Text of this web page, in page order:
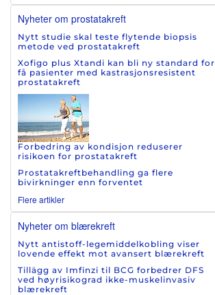
Nyheter om prostatakreft
Nytt studie skal teste flytende biopsis
metode ved prostatakreft
Xofigo plus Xtandi kan bli ny standard for
få pasienter med kastrasjonsresistent
prostatakreft
Forbedring av kondisjon reduserer
risikoen for prostatakreft
Prostatakreftbehandling ga flere
bivirkninger enn forventet
Flere artikler
Nyheter om blærekreft
Nytt antistoff-legemiddelkobling viser
lovende effekt mot avansert blærekreft
Tillägg av Imfinzi til BCG forbedrer DFS
ved høyrisikograd ikke-muskelinvasiv
blærekreft